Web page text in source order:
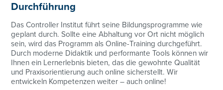
Durchführung
Das Controller Institut führt seine Bildungsprogramme wie
geplant durch. Sollte eine Abhaltung vor Ort nicht möglich
sein, wird das Programm als Online-Training durchgeführt.
Durch moderne Didaktik und performante Tools können wir
Ihnen ein Lernerlebnis bieten, das die gewohnte Qualität
und Praxisorientierung auch online sicherstellt. Wir
entwickeln Kompetenzen weiter – auch online!